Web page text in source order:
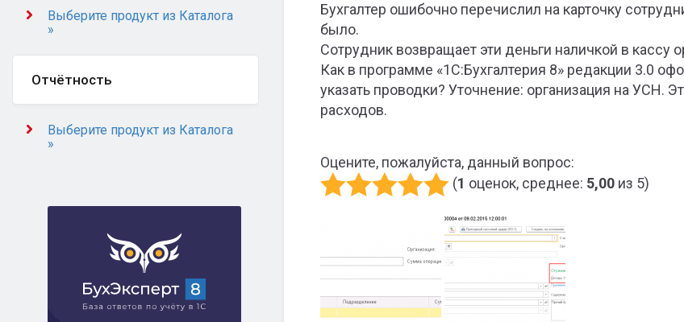
Бухгалтер ошибочно перечислил на карточку
было.
Сотрудник возвращает эти деньги наличкой в кассу
Как в программе «1С:Бухгалтерия 8» редакции 3.0
указать проводки? Уточнение: организация на УСН.
расходов.
Оцените, пожалуйста, данный вопрос:
(1 оценок, среднее: 5,00 из 5)
Выберите продукт из Каталога
»
Отчётность
Выберите продукт из Каталога
»